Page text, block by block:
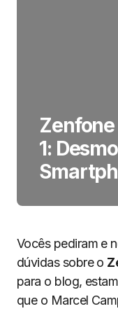
Zenfone
1:
Vocês pediram e
dúvidas sobre o
para o blog,
que o Marcel